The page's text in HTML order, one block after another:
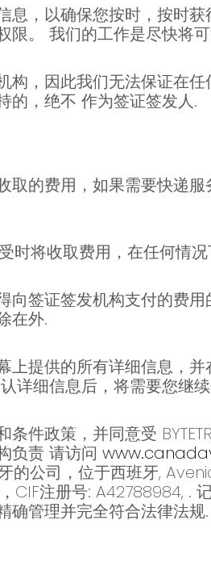
息，以确保您按时，按时
限。 我们的工作是尽快将
构，因此我们无法保证在
的，绝不 作为签证签发人.
取的费用，如果需要快递
时将收取费用，在任何情
向签证签发机构支付的费
在外.
上提供的所有详细信息，
详细信息后，将需要您继
件政策，并同意受
负责 请访问
牙的公司，位于西班牙,
注册号: A42788984, .
确管理并完全符合法律法规.